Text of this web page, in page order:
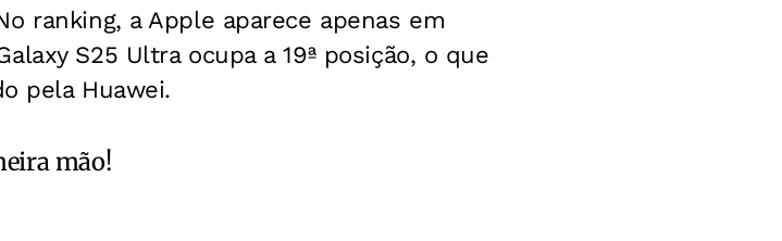
ranking, a Apple aparece apenas em
S25 Ultra ocupa a 19ª posição, o que
pela Huawei.
mão!